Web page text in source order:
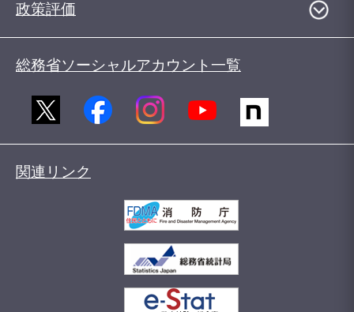
政策評価
総務省ソーシャルアカウント一覧
関連リンク